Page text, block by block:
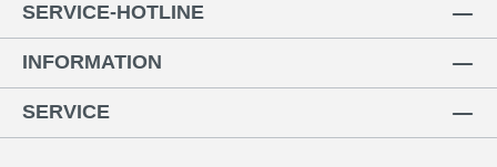
SERVICE-HOTLINE
INFORMATION
SERVICE